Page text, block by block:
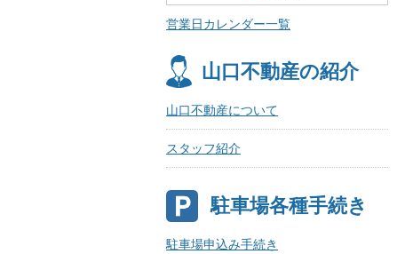
営業日カレンダー一覧
山口不動産の紹介
山口不動産について
スタッフ紹介
駐車場各種手続き
駐車場申込み手続き